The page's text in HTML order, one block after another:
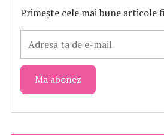
Primește cele mai bune articole